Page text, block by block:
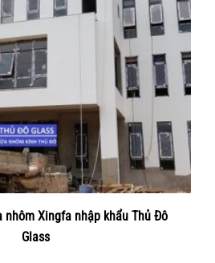
nhôm Xingfa nhập khẩu Thủ Đô
Glass